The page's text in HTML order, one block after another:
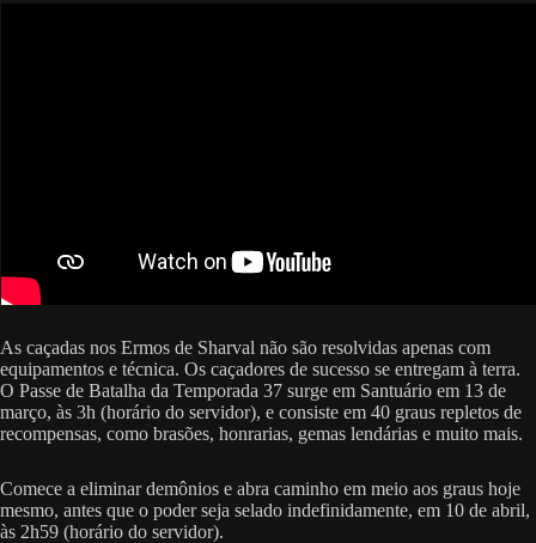
As caçadas nos Ermos de Sharval não são resolvidas apenas com
equipamentos e técnica. Os caçadores de sucesso se entregam à terra.
O Passe de Batalha da Temporada 37 surge em Santuário em 13 de
março, às 3h (horário do servidor), e consiste em 40 graus repletos de
recompensas, como brasões, honrarias, gemas lendárias e muito mais.
Comece a eliminar demônios e abra caminho em meio aos graus hoje
mesmo, antes que o poder seja selado indefinidamente, em 10 de abril,
às 2h59 (horário do servidor).